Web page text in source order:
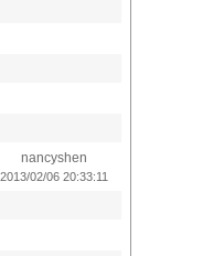
nancyshen
2013/02/06 20:33:11